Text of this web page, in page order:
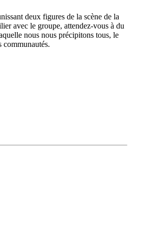
deux figures de la scène de la
avec le groupe, attendez-vous à du
nous nous précipitons tous, le
communautés.